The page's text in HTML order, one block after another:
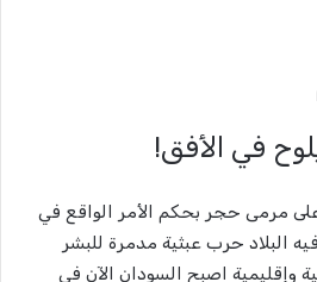
في الأفق!
مرمى حجر بحكم الأمر الواقع في
البلاد حرب عبثية مدمرة للبشر
وإقليمية اصبح السودان الآن في